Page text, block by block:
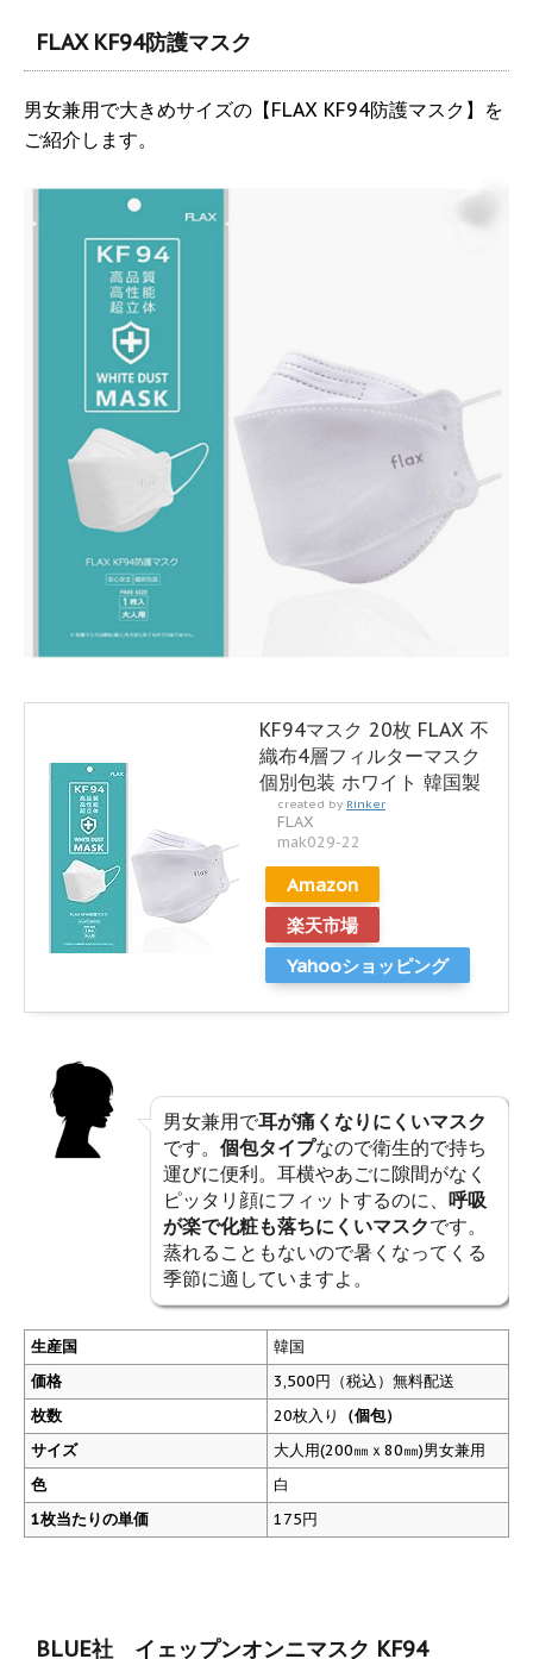
FLAX KF94防護マスク
男女兼用で大きめサイズの【FLAX KF94防護マスク】を
ご紹介します。
KF94マスク 20枚 FLAX 不
織布4層フィルターマスク
個別包装 ホワイト 韓国製
created by Rinker
FLAX
mak029-22
Amazon
楽天市場
Yahooショッピング
男女兼用で耳が痛くなりにくいマスク
です。 個包タイプなので衛生的で持ち
運びに便利。耳横やあごに隙間がなく
ピッタリ顔にフィットするのに、 呼吸
が楽で化粧も落ちにくいマスクです。
蒸れることもないので暑くなってくる
季節に適していますよ。
生産国
韓国
価格
3,500円（税込）無料配送
枚数
20枚入り
（個包）
サイズ
大人用(200㎜ｘ80㎜)男女兼用
色
白
1枚当たりの単価
175円
BLUE社 イェップンオンニマスク KF94